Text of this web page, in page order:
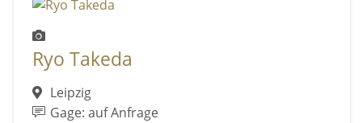
Ryo Takeda
Leipzig
Gage: auf Anfrage